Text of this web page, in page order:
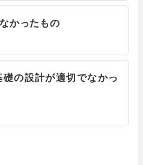
かったもの
の設計が適切でなかっ